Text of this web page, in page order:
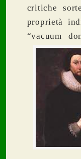
critiche
proprietà
“vacuum